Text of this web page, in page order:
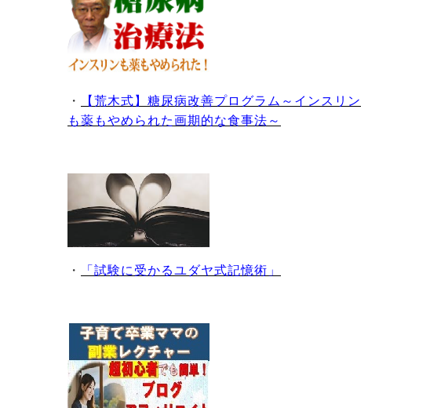
・
【荒木式】糖尿病改善プログラム～インスリン
も薬もやめられた画期的な食事法～
・ 「試験に受かるユダヤ式記憶術」